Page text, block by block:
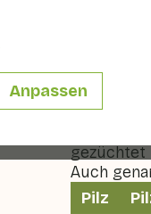
Anpassen
Die Enoki
Dunkeln
Auch
Pilz